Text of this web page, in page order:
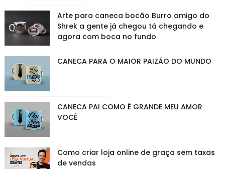
Arte para caneca bocão Burro amigo do
Shrek a gente já chegou tá chegando e
agora com boca no fundo
CANECA PARA O MAIOR PAIZÃO DO MUNDO
CANECA PAI COMO É GRANDE MEU AMOR
VOCÊ
Como criar loja online de graça sem taxas
de vendas